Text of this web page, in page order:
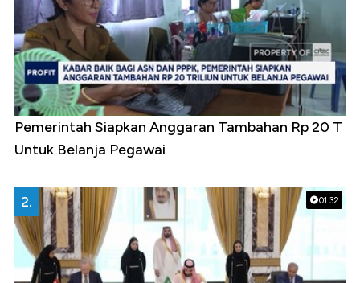
Pemerintah Siapkan Anggaran Tambahan Rp 20 T
Untuk Belanja Pegawai
01:32
2.